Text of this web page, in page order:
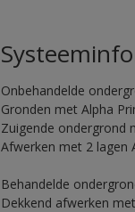
Onbehandelde
Gronden met Alpha
Zuigende ondergrond
Afwerken met 2 lagen
Behandelde
Dekkend afwerken